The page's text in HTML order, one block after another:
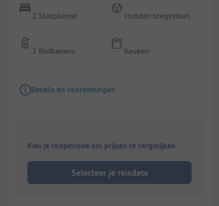
2 Slaapkamer
2 Badkamers
Honden toegestaan
Keuken
Details en voorzieningen
Kies je reisperiode om prijzen te vergelijken
Selecteer je reisdata